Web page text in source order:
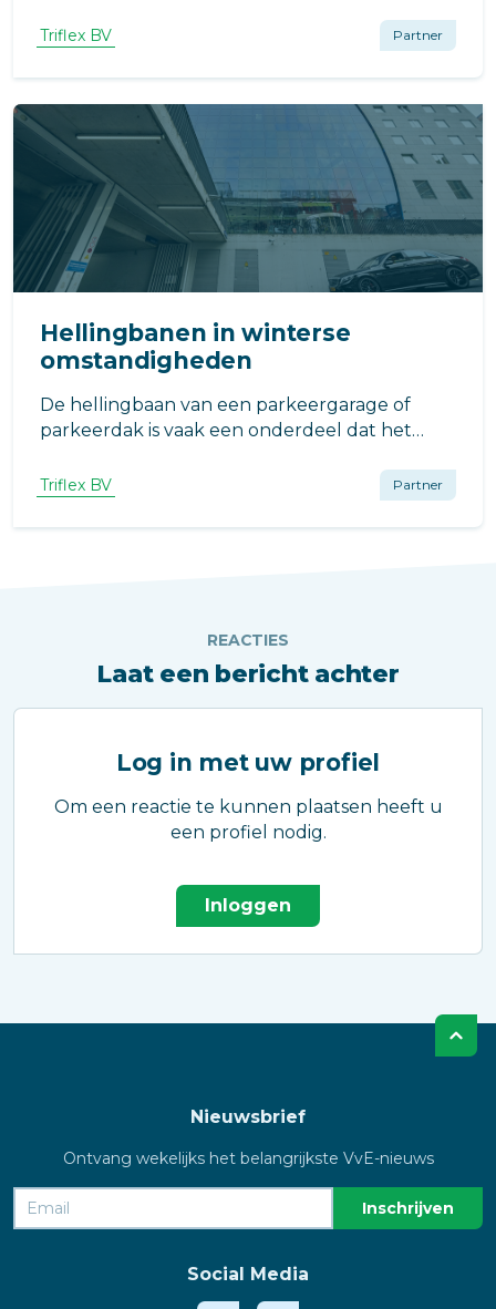
vloeibare kunststof welke niet geschikt bleek
voor deze toepassing. Tijd voor een renovatie
met Triflex!
Triflex BV Partner
Hellingbanen in winterse
omstandigheden
De hellingbaan van een parkeergarage of
parkeerdak is vaak een onderdeel dat het
wordt immers zowel bij op- als neergaand
verkeer gebruikt. Triflex heeft hier goede
oplossingen voor.
Triflex BV Partner
REACTIES
Laat een bericht achter
Log in met uw profiel
Om een reactie te kunnen plaatsen heeft u
een profiel nodig.
Inloggen
Nieuwsbrief
Ontvang wekelijks het belangrijkste VvE-nieuws
Social Media